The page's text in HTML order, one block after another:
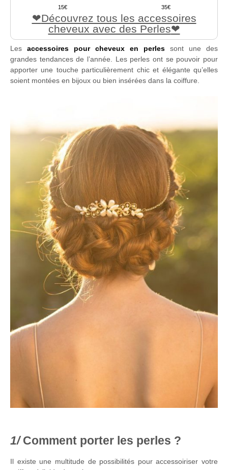
15
35
Découvrez tous les accessoires
cheveux avec des Perles
Les accessoires pour cheveux en perles sont une des
grandes tendances de l’année. Les perles ont se pouvoir pour
apporter une touche particulièrement chic et élégante qu’elles
soient montées en bijoux ou bien insérées dans la coiffure.
Comment porter les perles ?
Il existe une multitude de possibilités pour accessoiriser votre